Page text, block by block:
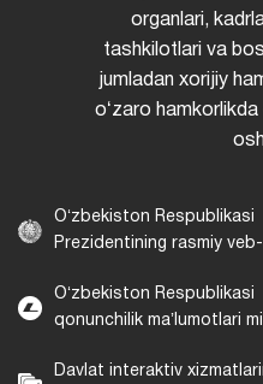
organlari,
tashkilotlari va
jumladan xorijiy
oʻzaro
Oʻzbekiston Respublikasi
Prezidentining rasmiy
Oʻzbekiston Respublikasi
qonunchilik maʼlumotlari
Davlat interaktiv